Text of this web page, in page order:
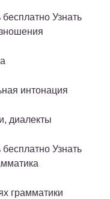
Узнать
интонация
диалекты
Узнать
грамматики